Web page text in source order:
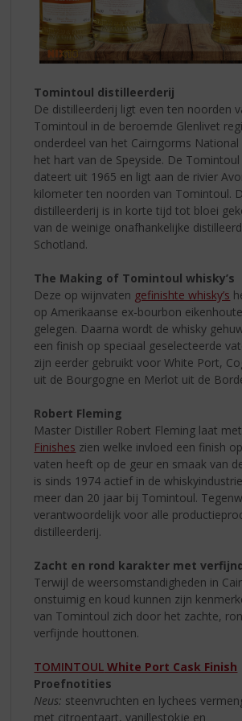
Tomintoul distilleerderij
De distilleerderij ligt even ten noorden
Tomintoul in de beroemde Glenlivet
onderdeel van het Cairngorms National
het hart van de Speyside. De
dateert uit 1965 en ligt aan de rivier
kilometer ten noorden van Tomintoul.
distilleerderij is in korte tijd tot bloei
van de weinige onafhankelijke
Schotland.
The Making of Tomintoul whisky’s
Deze op wijnvaten gefinishte whisky’s
op Amerikaanse ex-bourbon
gelegen. Daarna wordt de whisky
een finish op speciaal geselecteerde
zijn eerder gebruikt voor White Port,
uit de Bourgogne en Merlot uit de
Robert Fleming
Master Distiller Robert Fleming laat
Finishes zien welke invloed een finish
vaten heeft op de geur en smaak van
is sinds 1974 actief in de
meer dan 20 jaar bij Tomintoul.
verantwoordelijk voor alle
distilleerderij.
Zacht en rond karakter met
Terwijl de weersomstandigheden in
onstuimig en koud kunnen zijn
van Tomintoul zich door het zachte,
verfijnde houttonen.
TOMINTOUL White Port Cask Finish
Proefnotities
Neus: steenvruchten en lychees
met citroentaart, vanillestokje en